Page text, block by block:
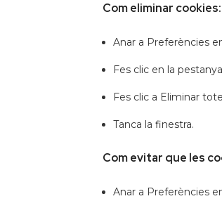
Com eliminar cookies:
Anar a Preferències
Fes clic en la
Fes clic a Eliminar
Tanca la finestra.
Com evitar que les
Anar a Preferències